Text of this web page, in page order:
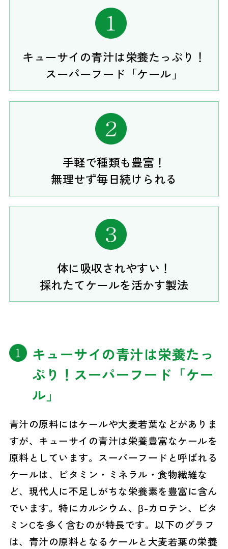
キューサイの青汁は栄養たっぷり！
スーパーフード「ケール」
手軽で種類も豊富！
無理せず毎日続けられる
体に吸収されやすい！
採れたてケールを活かす製法
キューサイの青汁は栄養たっ
ぷり！スーパーフード「ケー
ル」
青汁の原料にはケールや大麦若葉などがありま
すが、キューサイの青汁は栄養豊富なケールを
原料としています。スーパーフードと呼ばれる
ケールは、ビタミン・ミネラル・食物繊維な
ど、現代人に不足しがちな栄養素を豊富に含ん
でいます。特にカルシウム、β-カロテン、ビタ
ミンCを多く含むのが特長です。以下のグラフ
は、青汁の原料となるケールと大麦若葉の栄養